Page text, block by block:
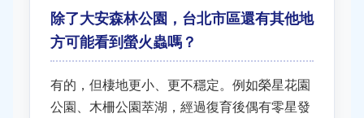
除了大安森林公園，台北市區還有其他地
方可能看到螢火蟲嗎？
有的，但棲地更小、更不穩定。例如榮星花園
公園、木柵公園萃湖，經過復育後偶有零星發